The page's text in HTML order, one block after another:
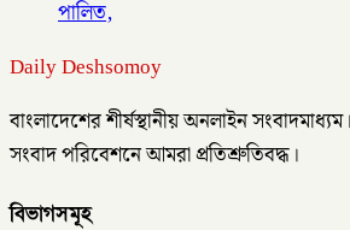
পালিত,
Daily Deshsomoy
বাংলাদেশের শীর্ষস্থানীয় অনলাইন
সংবাদ পরিবেশনে আমরা প্রতিশ্রুতিবদ্ধ।
বিভাগসমূহ